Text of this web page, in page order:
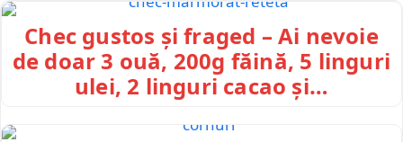
Chec gustos și fraged – Ai nevoie
de doar 3 ouă, 200g făină, 5 linguri
ulei, 2 linguri cacao și…